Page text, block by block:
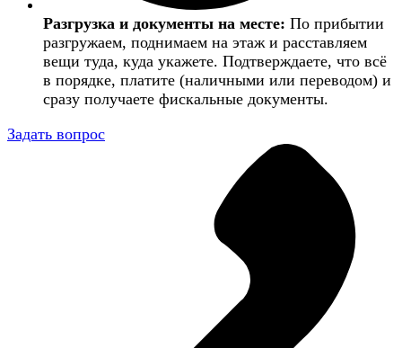
Разгрузка и документы на месте: По прибытии
разгружаем, поднимаем на этаж и расставляем
вещи туда, куда укажете. Подтверждаете, что всё
в порядке, платите (наличными или переводом) и
сразу получаете фискальные документы.
Задать вопрос